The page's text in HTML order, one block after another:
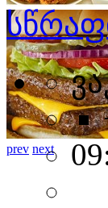
prev next